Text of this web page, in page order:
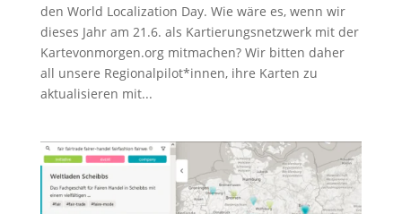
den World Localization Day. Wie wäre es, wenn wir
dieses Jahr am 21.6. als Kartierungsnetzwerk mit der
Kartevonmorgen.org mitmachen? Wir bitten daher
all unsere Regionalpilot*innen, ihre Karten zu
aktualisieren mit...